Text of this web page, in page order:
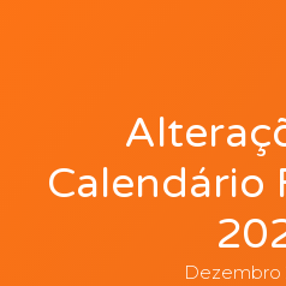
Calendário
Dezembro